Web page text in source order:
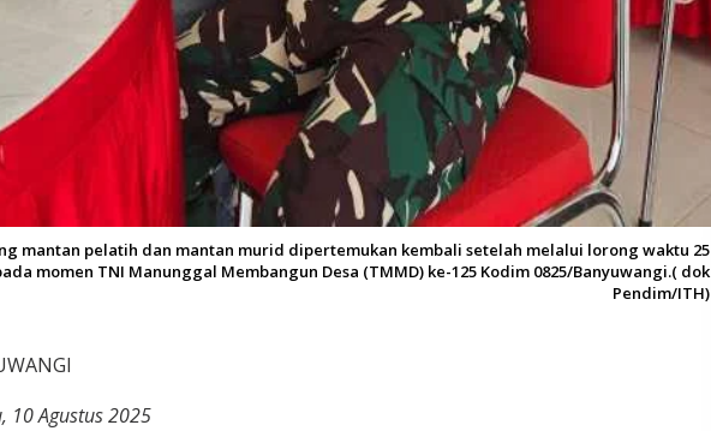
r
S
e
t
h
mantan pelatih dan mantan murid dipertemukan kembali setelah melalui lorong waktu 25
momen TNI Manunggal Membangun Desa (TMMD) ke-125 Kodim 0825/Banyuwangi.( dok
Pendim/ITH)
10 Agustus 2025